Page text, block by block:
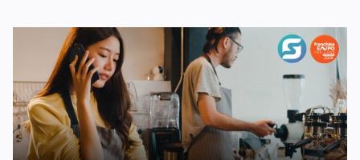
เช่น ร้านที่เป็นแบรนด์ขนาดใหญ่ จะมีเรตสูงสุด 19.26% ในหมวด
แฟชั่น และ FMCG, ร้าน Non-Mall ทั่วไป สูงสุด 17.12% เป็นต้น
โดยตัวเลขเหล่านี้รวม VAT 7% แล้ว และยังไม่นับค่าธรรมเนียม
อื่นที่เก็บซ้อนอยู่ เช่น ค่าธรรมเนียมการชำระเงิน (เริ่มต้น 3.21%)
และค่าธรรมเนียมโครงสร้างพื้นฐาน 1.07 บาทต่อออร์เดอร์
(สำหรับร้านที่มียอดขายเกิน 100 ออร์เดอร์ต่อเดือน) ลอง
คำนวณดู หากเป็นร้าน Non-Mall ขายเสื้อยืดตัวละ 100 บาท ค่า
ส่ง 25 บาท เมื่อหักค่าธรรมเนียมการขาย […]